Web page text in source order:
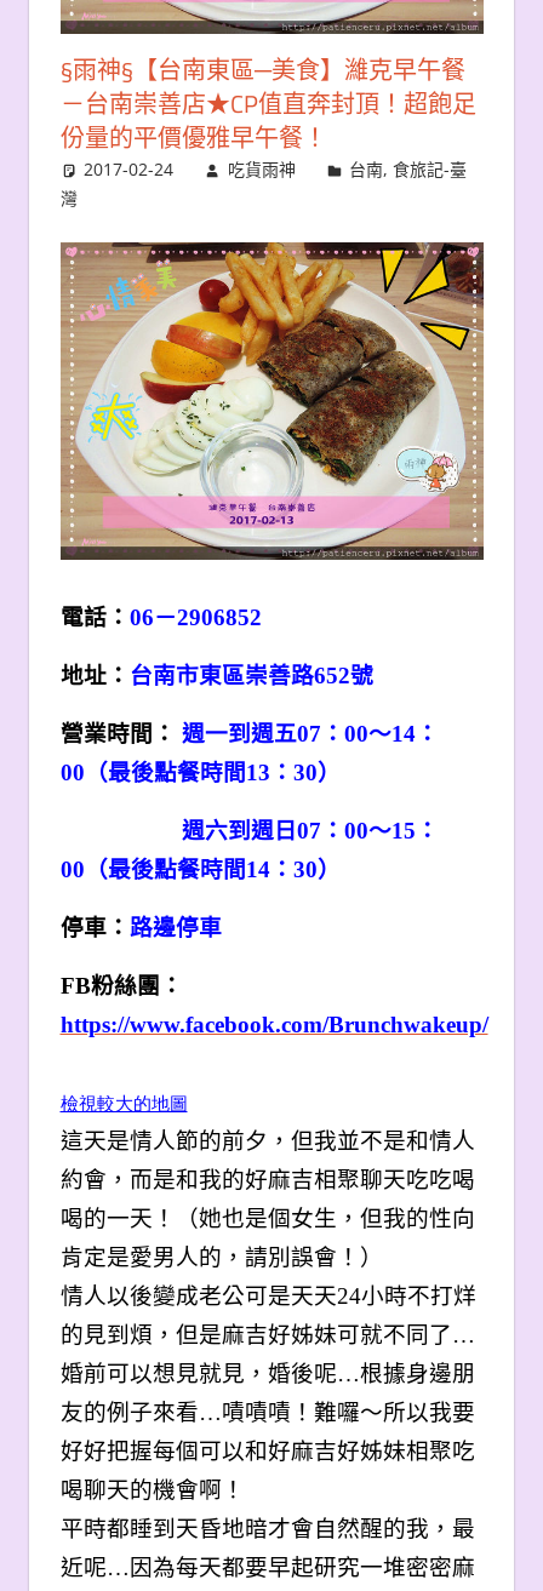
§雨神§【台南東區─美食】濰克早午餐
－台南崇善店★CP值直奔封頂！超飽足
份量的平價優雅早午餐！
2017-02-24 吃貨雨神 台南,食旅記-臺
灣
電話： 06－2906852
地址： 台南市東區崇善路652號
營業時間： 週一到週五07：00～14：
00（最後點餐時間13：30）
週六到週日07：00～15：
00（最後點餐時間14：30）
停車： 路邊停車
FB粉絲團：
https://www.facebook.com/Brunchwakeup/
檢視較大的地圖
這天是情人節的前夕，但我並不是和情人
約會，而是和我的好麻吉相聚聊天吃吃喝
喝的一天！（她也是個女生，但我的性向
肯定是愛男人的，請別誤會！）
情人以後變成老公可是天天24小時不打烊
的見到煩，但是麻吉好姊妹可就不同了…
婚前可以想見就見，婚後呢…根據身邊朋
友的例子來看…嘖嘖嘖！難囉～所以我要
好好把握每個可以和好麻吉好姊妹相聚吃
喝聊天的機會啊！
平時都睡到天昏地暗才會自然醒的我，最
近呢…因為每天都要早起研究一堆密密麻